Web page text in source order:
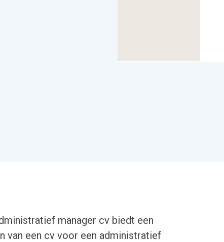
manager cv biedt een
van een cv voor een administratief